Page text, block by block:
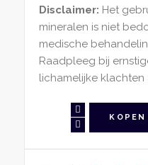
Disclaimer: Het
mineralen is niet
medische
Raadpleeg bij
lichamelijke klachten
KOPEN